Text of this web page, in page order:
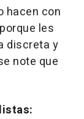
hacen con
les
discreta y
note que